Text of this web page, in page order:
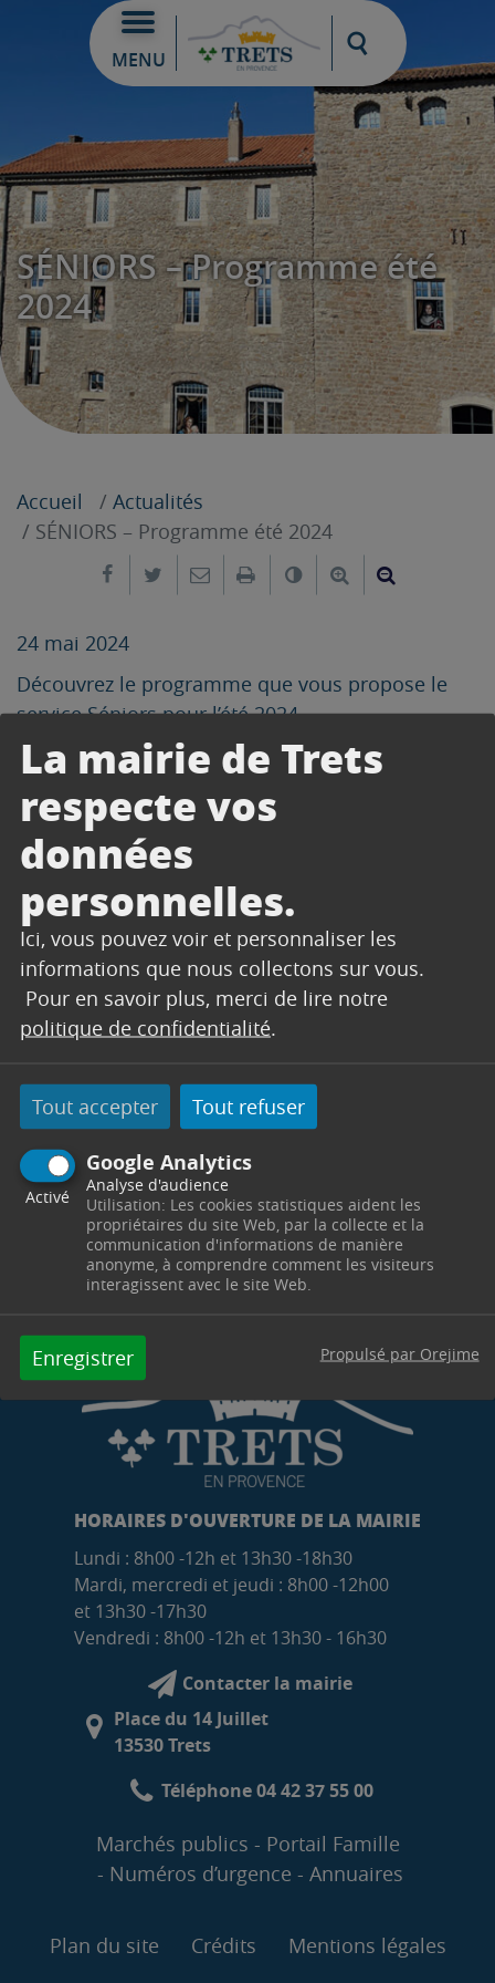
La mairie de Trets
respecte vos
données
personnelles.
Ici, vous pouvez voir et personnaliser les
informations que nous collectons sur vous.
Pour en savoir plus, merci de lire notre
politique de confidentialité.
Tout accepter Tout refuser
Google Analytics
Activé
Analyse d'audience
Utilisation: Les cookies statistiques aident les
propriétaires du site Web, par la collecte et la
communication d'informations de manière
anonyme, à comprendre comment les visiteurs
interagissent avec le site Web.
Enregistrer Propulsé par Orejime
MENU
Moteur de
SÉNIORS – Programme été
2024
Accueil
Actualités
SÉNIORS – Programme été 2024
Partager sur Facebook
Partager sur Twitter
Envoyer par e-mail
ImprimerChanger leAgrandir le
24 mai 2024
Découvrez le programme que vous propose le
service Séniors pour l’été 2024
Télécharger
CONTACT
SERVICE SENIORS
Pôle Solidarité - 4 Cours Esquiros 13530
Télephone : 04 42 61 23 84
Horaires : Du lundi au vendredi de 8h30 à 12h00 et
Contacter par mail
Contacter
HORAIRES D'OUVERTURE DE LA MAIRIE
Lundi : 8h00 -12h et 13h30 -18h30
Mardi, mercredi et jeudi : 8h00 -12h00
et 13h30 -17h30
Vendredi : 8h00 -12h et 13h30 - 16h30
Contacter la mairie
Place du 14 Juillet
13530 Trets
Téléphone 04 42 37 55 00
Marchés publics
Portail Famille
Numéros d’urgence
Annuaires
Plan du site Crédits Mentions légales